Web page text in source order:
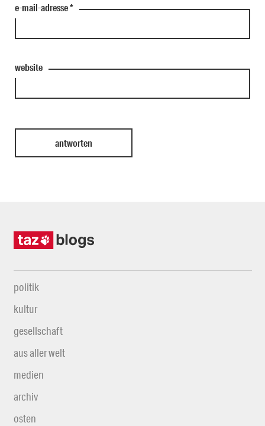
e-mail-adresse*
website
politik
kultur
gesellschaft
aus aller welt
medien
archiv
osten